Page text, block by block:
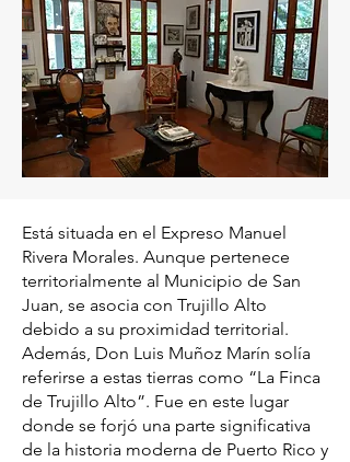
Está situada en el Expreso Manuel
Rivera Morales. Aunque pertenece
territorialmente al Municipio de San
Juan, se asocia con Trujillo Alto
debido a su proximidad territorial.
Además, Don Luis Muñoz Marín solía
referirse a estas tierras como “La Finca
de Trujillo Alto”. Fue en este lugar
donde se forjó una parte significativa
de la historia moderna de Puerto Rico y